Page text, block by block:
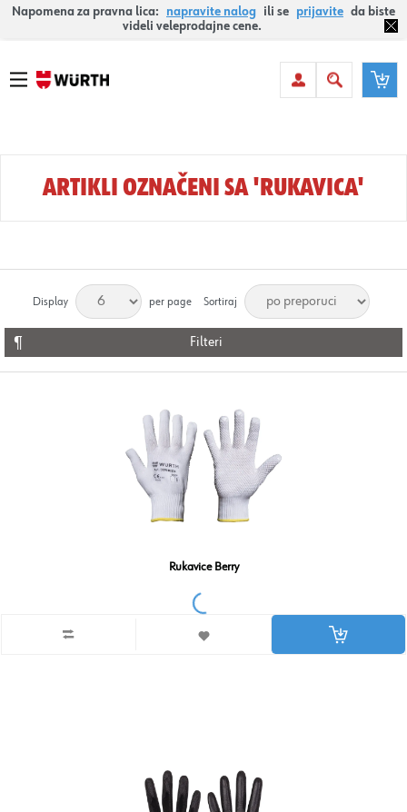
Napomena za pravna lica: napravite nalog ili se prijavite da biste
videli veleprodajne cene.
ARTIKLI OZNAČENI SA 'RUKAVICA'
Display per page Sortiraj
Filteri
Rukavice Berry